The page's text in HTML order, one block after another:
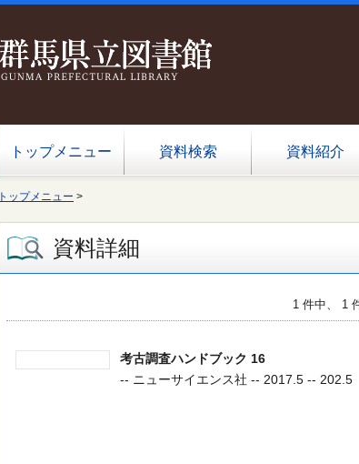
トップメニュー 資料検索 資料紹介
トップメニュー >
資料詳細
1 件中、 1
考古調査ハンドブック 16
-- ニューサイエンス社 -- 2017.5 -- 202.5